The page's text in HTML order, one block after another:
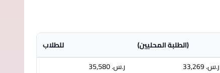
(الطلبة المحليين)
للطلاب
ر.س.‏ 33,269
ر.س.‏ 35,580